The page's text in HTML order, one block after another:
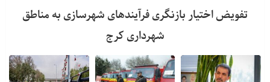
تفویض اختیار بازنگری فرآیندهای شهرسازی به مناطق
شهرداری کرج